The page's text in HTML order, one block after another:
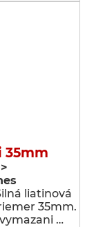
35mm
liatinová
35mm.
…